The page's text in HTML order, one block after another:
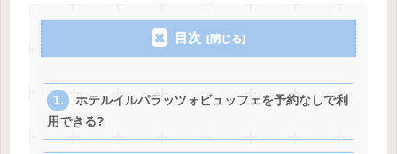
目次
ホテルイルパラッツォビュッフェを予約なしで利
用できる?